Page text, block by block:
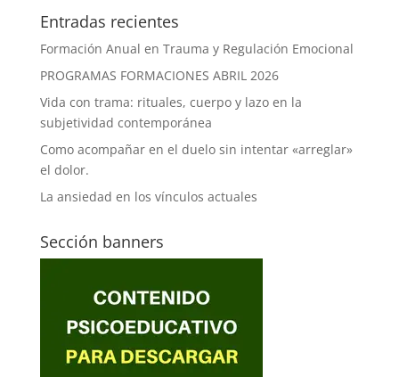
Entradas recientes
Formación Anual en Trauma y Regulación Emocional
PROGRAMAS FORMACIONES ABRIL 2026
Vida con trama: rituales, cuerpo y lazo en la
subjetividad contemporánea
Como acompañar en el duelo sin intentar «arreglar»
el dolor.
La ansiedad en los vínculos actuales
Sección banners